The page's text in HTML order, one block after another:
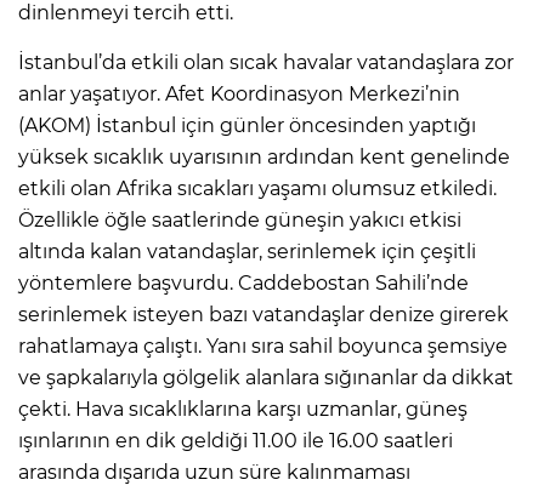
dinlenmeyi tercih etti.
İstanbul’da etkili olan sıcak havalar vatandaşlara zor
anlar yaşatıyor. Afet Koordinasyon Merkezi’nin
(AKOM) İstanbul için günler öncesinden yaptığı
yüksek sıcaklık uyarısının ardından kent genelinde
etkili olan Afrika sıcakları yaşamı olumsuz etkiledi.
Özellikle öğle saatlerinde güneşin yakıcı etkisi
altında kalan vatandaşlar, serinlemek için çeşitli
yöntemlere başvurdu. Caddebostan Sahili’nde
serinlemek isteyen bazı vatandaşlar denize girerek
rahatlamaya çalıştı. Yanı sıra sahil boyunca şemsiye
ve şapkalarıyla gölgelik alanlara sığınanlar da dikkat
çekti. Hava sıcaklıklarına karşı uzmanlar, güneş
ışınlarının en dik geldiği 11.00 ile 16.00 saatleri
arasında dışarıda uzun süre kalınmaması